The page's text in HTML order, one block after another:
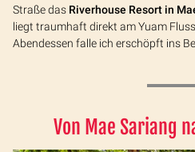
Straße das Riverhouse Resort in
liegt traumhaft direkt am Yuam
Abendessen falle ich erschöpft ins
Von Mae Sariang